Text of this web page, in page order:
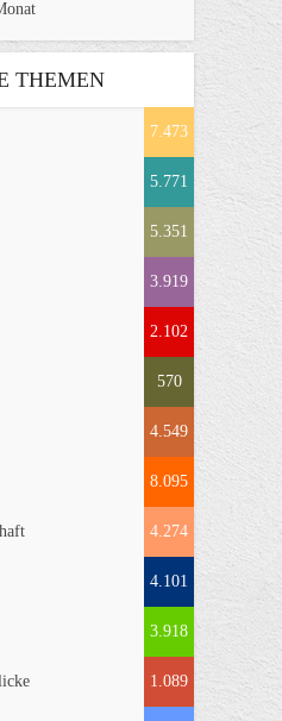
THEMEN
7.473
5.771
5.351
3.919
2.102
570
4.549
8.095
4.274
4.101
3.918
1.089